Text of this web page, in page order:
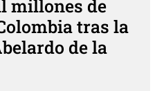
millones de
tras la
de la